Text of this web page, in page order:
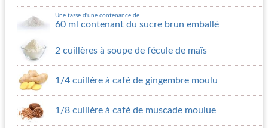
Une tasse d'une contenance de
60 ml contenant du sucre brun emballé
2 cuillères à soupe de fécule de maïs
1/4 cuillère à café de gingembre moulu
1/8 cuillère à café de muscade moulue